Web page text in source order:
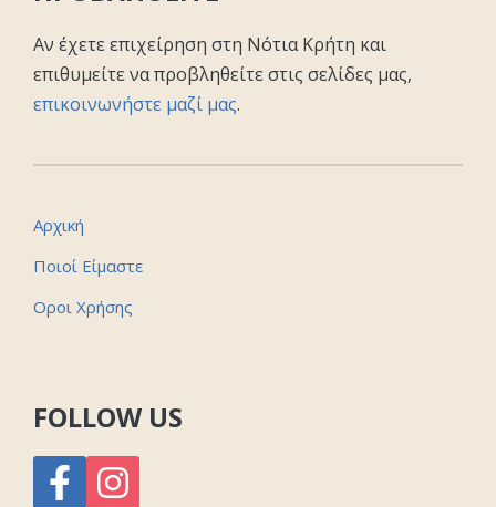
Αν έχετε επιχείρηση στη Νότια Κρήτη και
επιθυμείτε να προβληθείτε στις σελίδες μας,
επικοινωνήστε μαζί μας.
Αρχική
Ποιοί Είμαστε
Οροι Χρήσης
FOLLOW US